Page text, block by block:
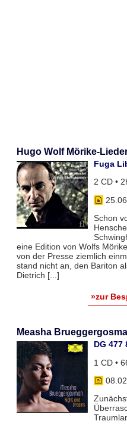
Hugo Wolf Mörike-
Fuga
2 CD •
Schon
eine Edition von Wolfs
von der Presse ziemlich
stand nicht an, den Bariton
Dietrich [...]
»zur
Measha
DG 477
1 CD •